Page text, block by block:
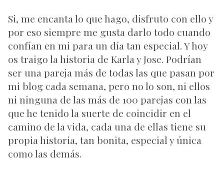
Si, me encanta lo que hago, disfruto con ello y
por eso siempre me gusta darlo todo cuando
confían en mi para un día tan especial. Y hoy
os traigo la historia de Karla y Jose. Podrían
ser una pareja más de todas las que pasan por
mi blog cada semana, pero no lo son, ni ellos
ni ninguna de las más de 100 parejas con las
que he tenido la suerte de coincidir en el
camino de la vida, cada una de ellas tiene su
propia historia, tan bonita, especial y única
como las demás.